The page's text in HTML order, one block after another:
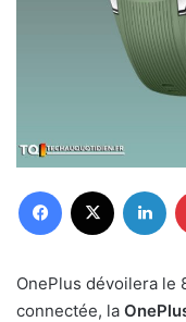
Facebook
OnePlus dévoilera le
connectée, la